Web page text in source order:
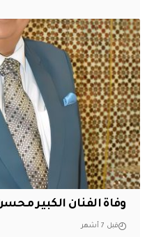
وفاة الفنان الكبير
قبل 7 أشهر